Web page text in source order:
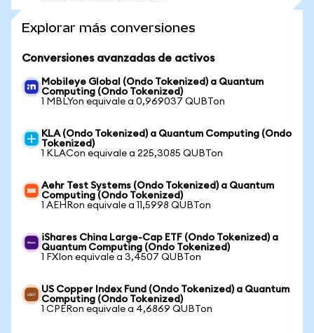
Explorar más conversiones
Conversiones avanzadas de activos
Mobileye Global (Ondo Tokenized) a Quantum
Computing (Ondo Tokenized)
1 MBLYon equivale a 0,969037 QUBTon
KLA (Ondo Tokenized) a Quantum Computing (Ondo
Tokenized)
1 KLACon equivale a 225,3085 QUBTon
Aehr Test Systems (Ondo Tokenized) a Quantum
Computing (Ondo Tokenized)
1 AEHRon equivale a 11,5998 QUBTon
iShares China Large-Cap ETF (Ondo Tokenized) a
Quantum Computing (Ondo Tokenized)
1 FXIon equivale a 3,4507 QUBTon
US Copper Index Fund (Ondo Tokenized) a Quantum
Computing (Ondo Tokenized)
1 CPERon equivale a 4,6869 QUBTon